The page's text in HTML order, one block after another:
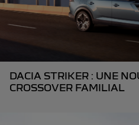
DACIA STRIKER : UNE
CROSSOVER FAMILIAL